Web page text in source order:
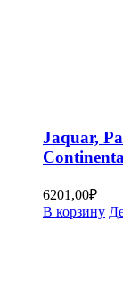
Jaquar,
6201,00₽
В корзину